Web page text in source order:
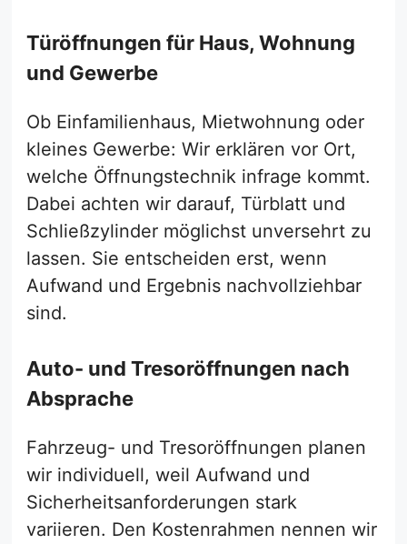
Türöffnungen für Haus, Wohnung
und Gewerbe
Ob Einfamilienhaus, Mietwohnung oder
kleines Gewerbe: Wir erklären vor Ort,
welche Öffnungstechnik infrage kommt.
Dabei achten wir darauf, Türblatt und
Schließzylinder möglichst unversehrt zu
lassen. Sie entscheiden erst, wenn
Aufwand und Ergebnis nachvollziehbar
sind.
Auto- und Tresoröffnungen nach
Absprache
Fahrzeug- und Tresoröffnungen planen
wir individuell, weil Aufwand und
Sicherheitsanforderungen stark
variieren. Den Kostenrahmen nennen wir